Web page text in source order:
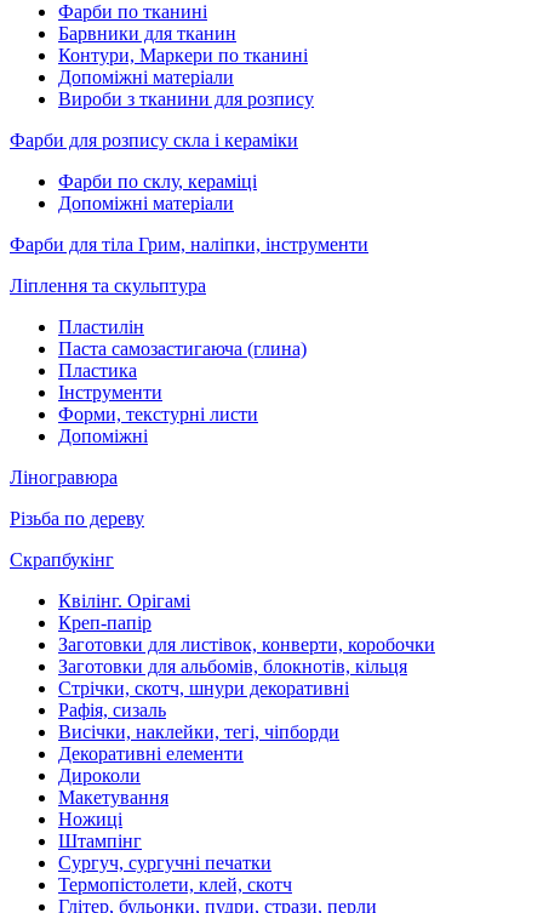
Фарби по тканині
Барвники для тканин
Контури, Маркери по тканині
Допоміжні матеріали
Вироби з тканини для розпису
Фарби для розпису скла і кераміки
Фарби по склу, кераміці
Допоміжні матеріали
Фарби для тіла Грим, наліпки, інструменти
Ліплення та скульптура
Пластилін
Паста самозастигаюча (глина)
Пластика
Інструменти
Форми, текстурні листи
Допоміжні
Ліногравюра
Різьба по дереву
Скрапбукінг
Квілінг. Орігамі
Креп-папір
Заготовки для листівок, конверти, коробочки
Заготовки для альбомів, блокнотів, кільця
Стрічки, скотч, шнури декоративні
Рафія, сизаль
Висічки, наклейки, тегі, чіпборди
Декоративні елементи
Дироколи
Макетування
Ножиці
Штампінг
Сургуч, сургучні печатки
Термопістолети, клей, скотч
Глітер, бульонки, пудри, стрази, перли